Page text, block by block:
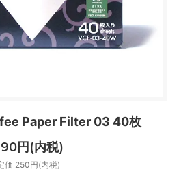
Paper Filter 03 40枚
円(内税)
価 250円(内税)